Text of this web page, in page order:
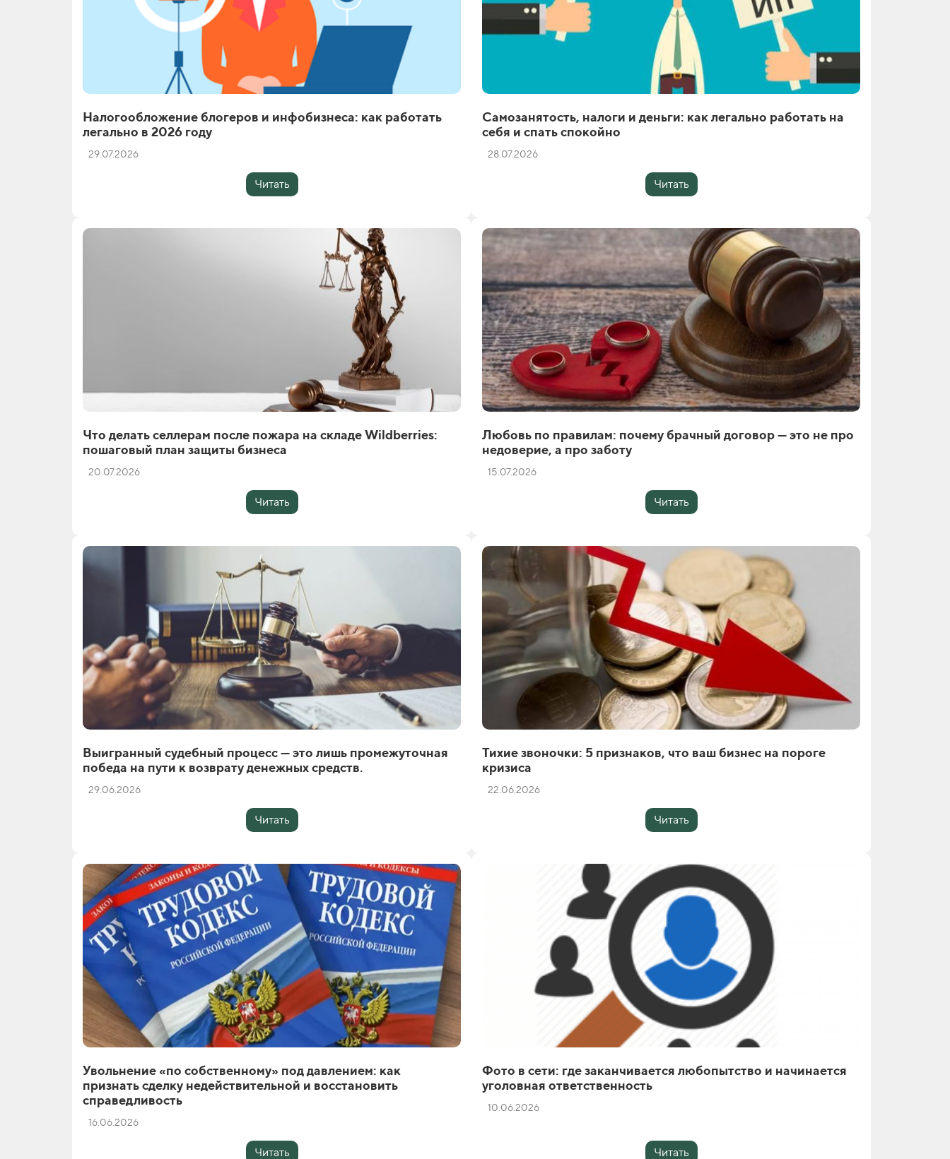
Налогообложение блогеров и инфобизнеса: как работать
легально в 2026 году
29.07.2026
Читать
Самозанятость, налоги и деньги: как легально работать на
себя и спать спокойно
28.07.2026
Читать
Что делать селлерам после пожара на складе Wildberries:
пошаговый план защиты бизнеса
20.07.2026
Читать
Любовь по правилам: почему брачный договор — это не про
недоверие, а про заботу
15.07.2026
Читать
Выигранный судебный процесс — это лишь промежуточная
победа на пути к возврату денежных средств.
29.06.2026
Читать
Тихие звоночки: 5 признаков, что ваш бизнес на пороге
кризиса
22.06.2026
Читать
Увольнение «по собственному» под давлением: как
признать сделку недействительной и восстановить
справедливость
16.06.2026
Читать
Фото в сети: где заканчивается любопытство и начинается
уголовная ответственность
10.06.2026
Читать